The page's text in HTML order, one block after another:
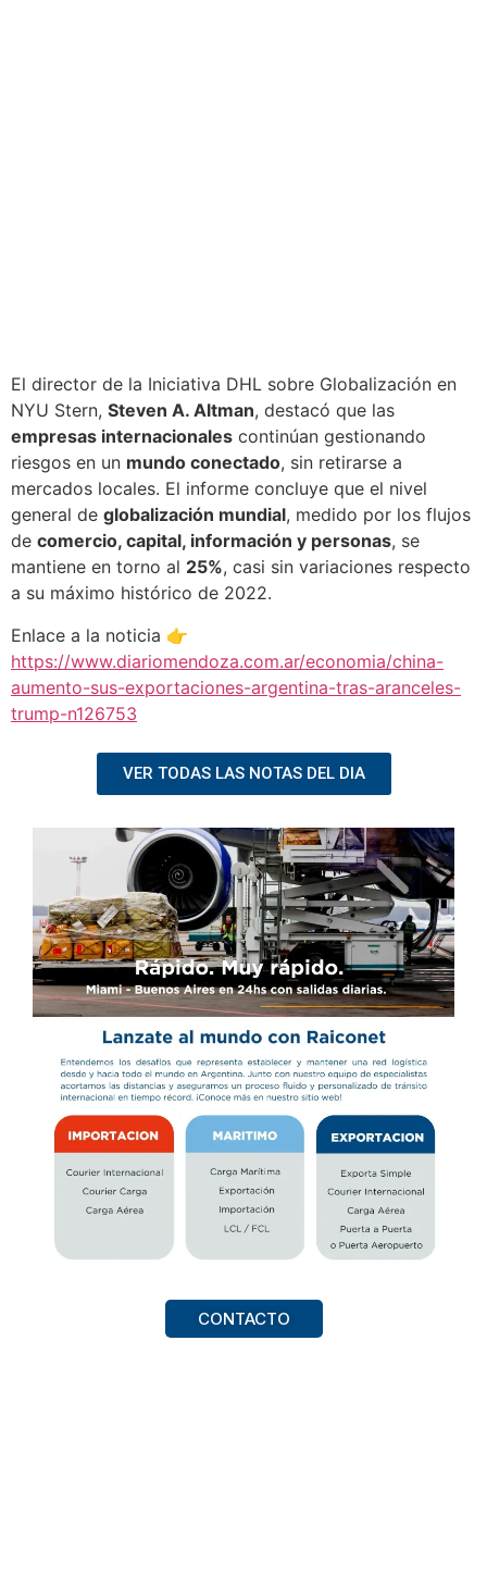
El director de la Iniciativa DHL sobre Globalización en
NYU Stern, Steven A. Altman, destacó que las
empresas internacionales continúan gestionando
riesgos en un mundo conectado, sin retirarse a
mercados locales. El informe concluye que el nivel
general de globalización mundial, medido por los flujos
de comercio, capital, información y personas, se
mantiene en torno al 25%, casi sin variaciones respecto
a su máximo histórico de 2022.
Enlace a la noticia 👉
https://www.diariomendoza.com.ar/economia/china-
aumento-sus-exportaciones-argentina-tras-aranceles-
trump-n126753
VER TODAS LAS NOTAS DEL DIA
CONTACTO